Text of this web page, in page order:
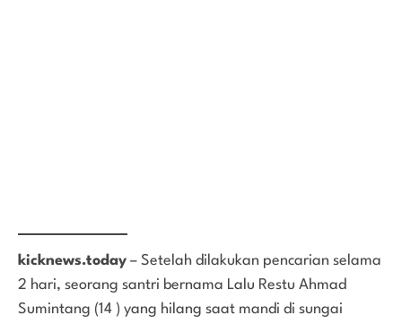
kicknews.today – Setelah dilakukan pencarian selama
2 hari, seorang santri bernama Lalu Restu Ahmad
Sumintang (14 ) yang hilang saat mandi di sungai